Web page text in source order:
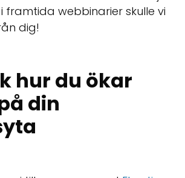
framtida webbinarier skulle vi
dig!
hur du ökar
din